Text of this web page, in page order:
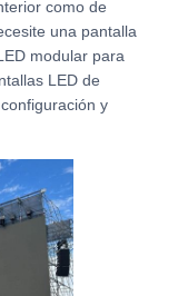
como de
una pantalla
modular para
LED de
y